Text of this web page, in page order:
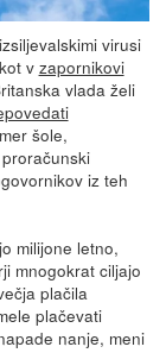
virusi
v zapornikovi
vlada želi
šole,
iz teh
milijone letno,
mnogokrat ciljajo
plačila
plačevati
nanje, meni